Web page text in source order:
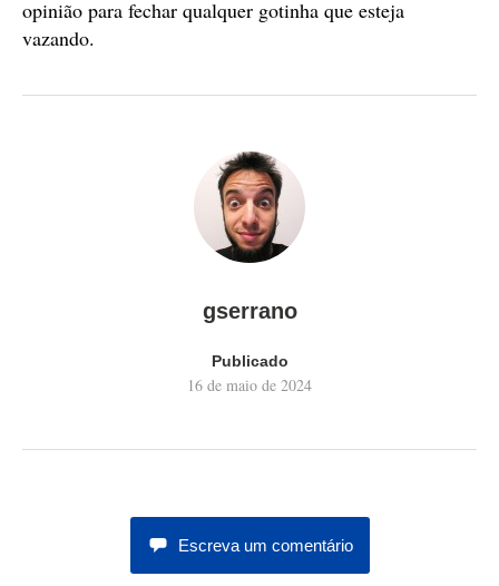
opinião para fechar qualquer gotinha que esteja
vazando.
gserrano
Publicado
16 de maio de 2024
Escreva um comentário